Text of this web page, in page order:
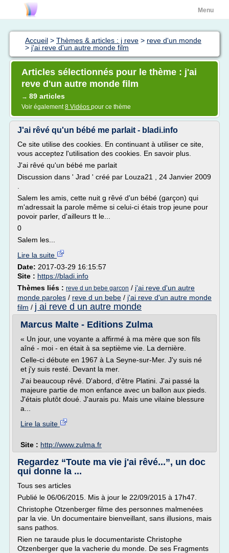
Menu
Accueil > Thèmes & articles : j reve > reve d'un monde
> j'ai reve d'un autre monde film
Articles sélectionnés pour le thème : j'ai
reve d'un autre monde film
→ 89 articles
Voir également8 Vidéos pour ce thème
J'ai rêvé qu'un bébé me parlait - bladi.info
Ce site utilise des cookies. En continuant à utiliser ce site,
vous acceptez l'utilisation des cookies. En savoir plus.
J'ai rêvé qu'un bébé me parlait
Discussion dans ' Jrad ' créé par Louza21 , 24 Janvier 2009
Salem les amis, cette nuit g rêvé d'un bébé (garçon) qui
m'adressait la parole même si celui-ci étais trop jeune pour
povoir parler, d'ailleurs tt le...
0
Salem les...
Lire la suite
Date: 2017-03-29 16:15:57
Site : https://bladi.info
Thèmes liés : reve d un bebe garcon / j'ai reve d'un autre
monde paroles / reve d un bebe / j'ai reve d'un autre monde
film / j ai reve d un autre monde
Marcus Malte - Editions Zulma
« Un jour, une voyante a affirmé à ma mère que son fils
aîné - moi - en était à sa septième vie. La dernière.
Celle-ci débute en 1967 à La Seyne-sur-Mer. J'y suis né
et j'y suis resté. Devant la mer.
J'ai beaucoup rêvé. D'abord, d'être Platini. J'ai passé la
majeure partie de mon enfance avec un ballon aux pieds.
J'étais plutôt doué. J'aurais pu. Mais une vilaine blessure
a...
Lire la suite
Site : http://www.zulma.fr
Regardez “Toute ma vie j'ai rêvé...”, un doc
qui donne la ...
Tous ses articles
Publié le 06/06/2015. Mis à jour le 22/09/2015 à 17h47.
Christophe Otzenberger filme des personnes malmenées
par la vie. Un documentaire bienveillant, sans illusions, mais
sans pathos.
Rien ne taraude plus le documentariste Christophe
Otzenberger que la vacherie du monde. De ses Fragments